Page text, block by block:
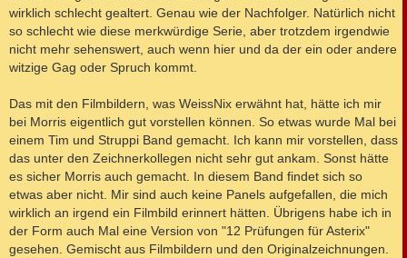
wirklich schlecht gealtert. Genau wie der Nachfolger. Natürlich nicht
so schlecht wie diese merkwürdige Serie, aber trotzdem irgendwie
nicht mehr sehenswert, auch wenn hier und da der ein oder andere
witzige Gag oder Spruch kommt.
Das mit den Filmbildern, was WeissNix erwähnt hat, hätte ich mir
bei Morris eigentlich gut vorstellen können. So etwas wurde Mal bei
einem Tim und Struppi Band gemacht. Ich kann mir vorstellen, dass
das unter den Zeichnerkollegen nicht sehr gut ankam. Sonst hätte
es sicher Morris auch gemacht. In diesem Band findet sich so
etwas aber nicht. Mir sind auch keine Panels aufgefallen, die mich
wirklich an irgend ein Filmbild erinnert hätten. Übrigens habe ich in
der Form auch Mal eine Version von "12 Prüfungen für Asterix"
gesehen. Gemischt aus Filmbildern und den Originalzeichnungen.